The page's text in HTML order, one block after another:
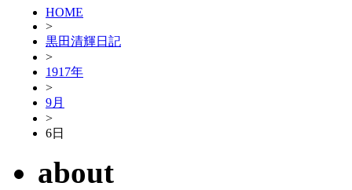
HOME
>
黒田清輝日記
>
1917年
>
9月
>
6日
about